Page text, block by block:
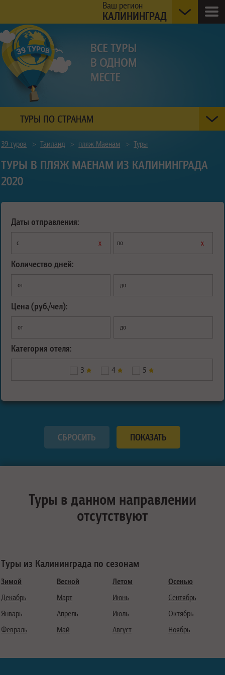
Ваш регион
КАЛИНИНГРАД
ТУРЫ ПО СТРАНАМ
39 туров > Таиланд > пляж Маенам > Туры
ТУРЫ В ПЛЯЖ МАЕНАМ ИЗ КАЛИНИНГРАДА
2020
Даты отправления:
с х по х
Количество дней:
от до
Цена (руб./чел):
от до
Категория отеля:
3 4 5
Туры в данном направлении
отсутствуют
Туры из Калининграда по сезонам
Зимой
Декабрь
Январь
Февраль
Весной
Март
Апрель
Май
Летом
Июнь
Июль
Август
Осенью
Сентябрь
Октябрь
Ноябрь